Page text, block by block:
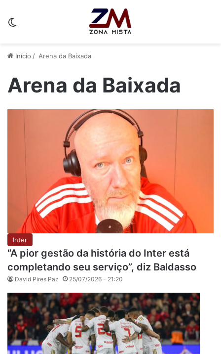
Início / Arena da Baixada
Arena da Baixada
Inter
“A pior gestão da história do Inter está
completando seu serviço”, diz Baldasso
David Pires Paz 25/07/2026 - 21:20